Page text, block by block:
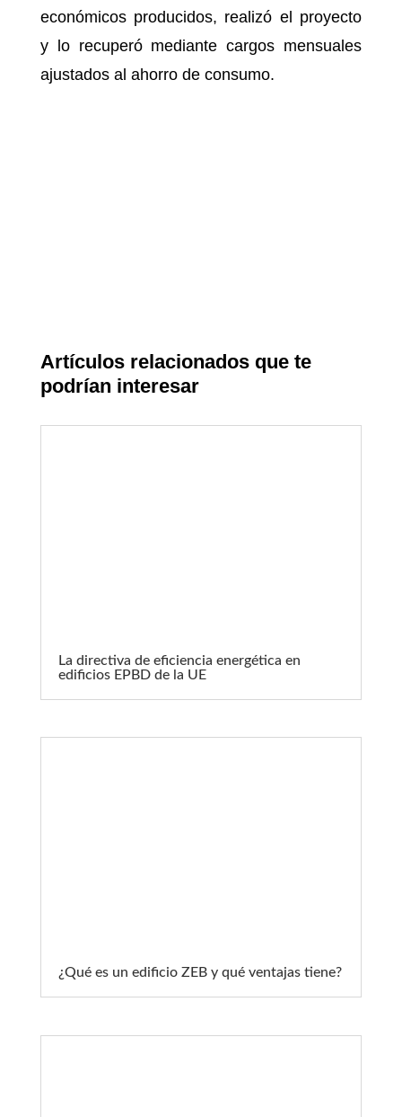
económicos producidos, realizó el proyecto
y lo recuperó mediante cargos mensuales
ajustados al ahorro de consumo.
Artículos relacionados que te
podrían interesar
La directiva de eficiencia energética en
edificios EPBD de la UE
¿Qué es un edificio ZEB y qué ventajas tiene?